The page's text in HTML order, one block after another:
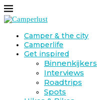
Camper & the city
Camperlife
Get inspired
Binnenkijkers
Interviews
Roadtrips
Spots